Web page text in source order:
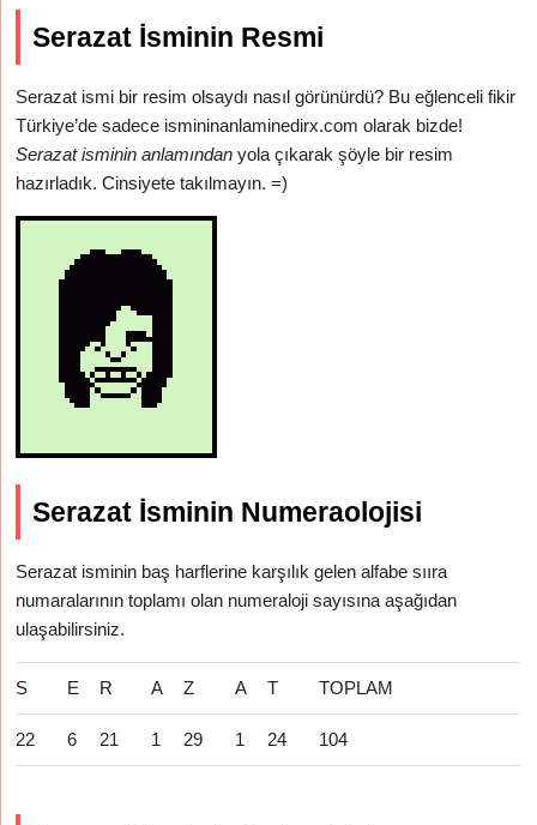
Serazat İsminin Resmi
Serazat ismi bir resim olsaydı nasıl görünürdü? Bu eğlenceli fikir
Türkiye’de sadece ismininanlaminedirx.com olarak bizde!
Serazat isminin anlamından yola çıkarak şöyle bir resim
hazırladık. Cinsiyete takılmayın. =)
Serazat İsminin Numeraolojisi
Serazat isminin baş harflerine karşılık gelen alfabe sııra
numaralarının toplamı olan numeraloji sayısına aşağıdan
ulaşabilirsiniz.
S E R A Z A T TOPLAM
22 6 21 1 29 1 24 104